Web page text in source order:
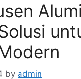
by admin